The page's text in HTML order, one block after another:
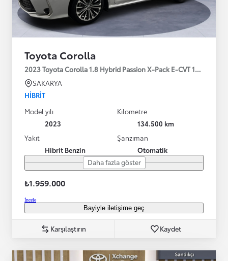
Toyota Corolla
2023 Toyota Corolla 1.8 Hybrid Passion X-Pack E-CVT 140HP
SAKARYA
HIBRIT
Model yılı
2023
Kilometre
134.500 km
Yakıt
Hibrit Benzin
Şanzıman
Otomatik
Daha fazla göster
₺1.959.000
İncele
Bayiyle iletişime geç
Karşılaştırın Kaydet